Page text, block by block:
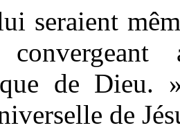
seraient
de
de